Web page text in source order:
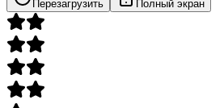
Перезагрузить Полный экран